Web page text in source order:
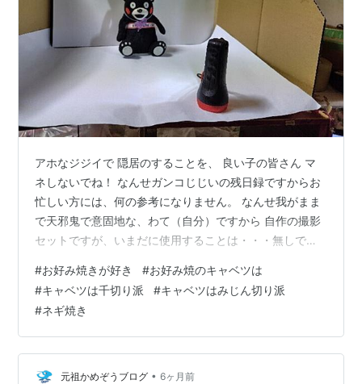
アホなジジイで 隠居のすることを、 良い子の皆さん マ
ネしないでね！ なんせガンコじじいの残日録ですからお
忙しい方には、何の参考になりません。 なんせ我がまま
で天邪鬼で意固地な、わて（自分）ですから 自作の撮影
セットですが、いまだに使用することは・・・無しで
らず、家族の迷惑など気にせずに、 いきなり顔付きも変
わり、戦闘モードに突入するんです。 朝の散歩の帰りに
天かす（揚げ玉） 青ネギ 豚肉をいそいそと買って帰りま
す。 キャベツと小麦粉と玉子は前日に買い、冷蔵庫に在
るのを使います。 今日の昼ご飯は」鉄板の上で」あつあ
つの焼きたてを食べようとし…
#お好み焼きが好き #お好み焼のキャベツは
#キャベツは千切り派 #キャベツはみじん切り派
#ネギ焼き
元祖かめぞうブログ • 6ヶ月前